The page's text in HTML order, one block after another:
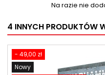
Na razie nie
4 INNYCH PRODUKTÓW
- 49,00 zł
Nowy